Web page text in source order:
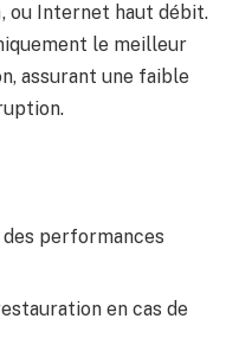
ou Internet haut débit.
le meilleur
assurant une faible
performances
en cas de